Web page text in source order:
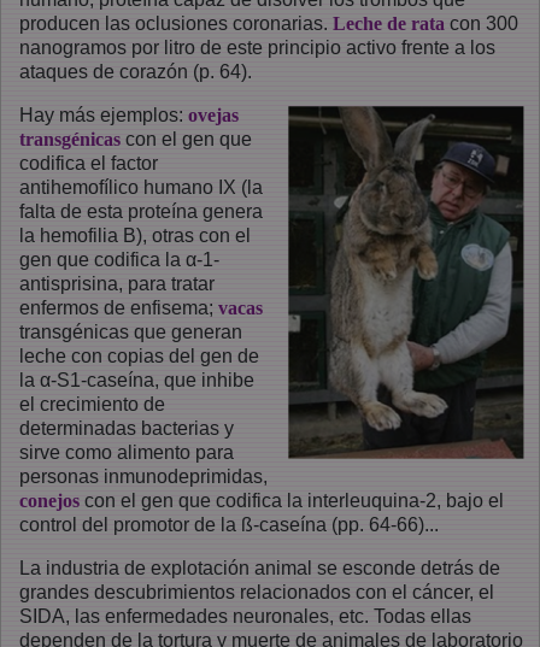
producen las oclusiones coronarias. Leche de rata con 300
nanogramos por litro de este principio activo frente a los
ataques de corazón (p. 64).
Hay más ejemplos: ovejas
transgénicas con el gen que
codifica el factor
antihemofílico humano IX (la
falta de esta proteína genera
la hemofilia B), otras con el
gen que codifica la α-1-
antisprisina, para tratar
enfermos de enfisema; vacas
transgénicas que generan
leche con copias del gen de
la α-S1-caseína, que inhibe
el crecimiento de
determinadas bacterias y
sirve como alimento para
personas inmunodeprimidas,
conejos con el gen que codifica la interleuquina-2, bajo el
control del promotor de la ß-caseína (pp. 64-66)...
La industria de explotación animal se esconde detrás de
grandes descubrimientos relacionados con el cáncer, el
SIDA, las enfermedades neuronales, etc. Todas ellas
dependen de la tortura y muerte de animales de laboratorio